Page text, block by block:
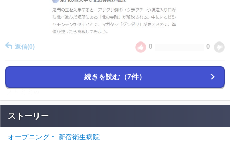
返信(0) 0 0
通報
フトミミw
0 0
4. 名無しさん
続きを読む（7件）
ストーリー
オープニング ~ 新宿衛生病院